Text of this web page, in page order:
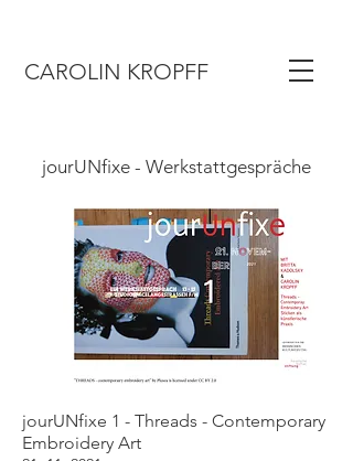
CAROLIN KROPFF
jourUNfixe - Werkstattgespräche
jourUNfixe 1 - Threads - Contemporary
Embroidery Art